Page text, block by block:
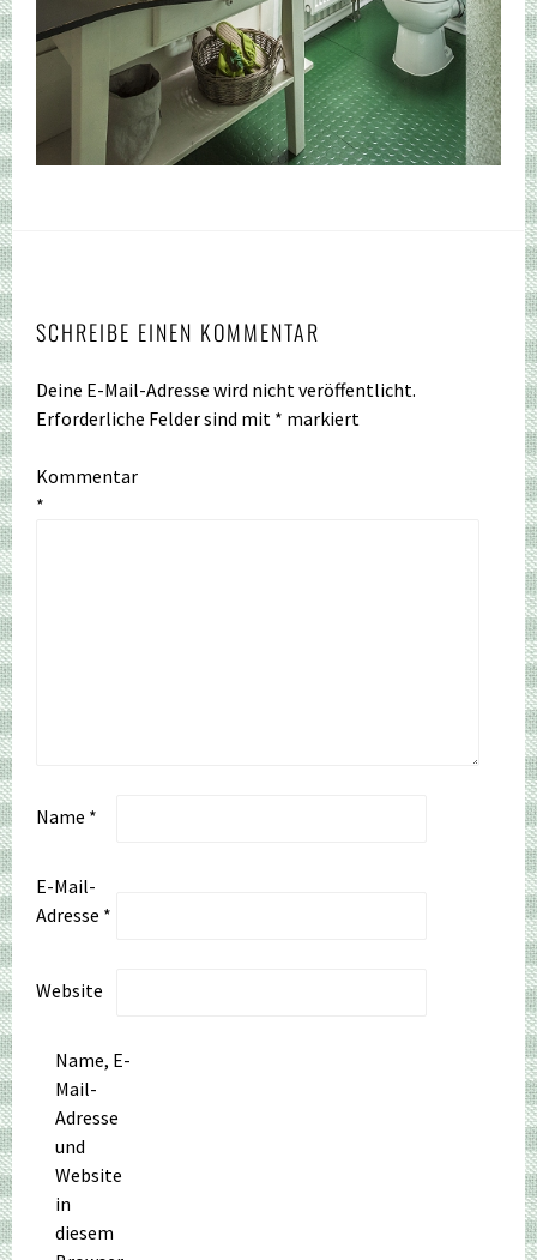
SCHREIBE EINEN KOMMENTAR
Deine E-Mail-Adresse wird nicht veröffentlicht.
Erforderliche Felder sind mit * markiert
Kommentar
*
Name *
E-Mail-
Adresse *
Website
Name, E-
Mail-
Adresse
und
Website
in
diesem